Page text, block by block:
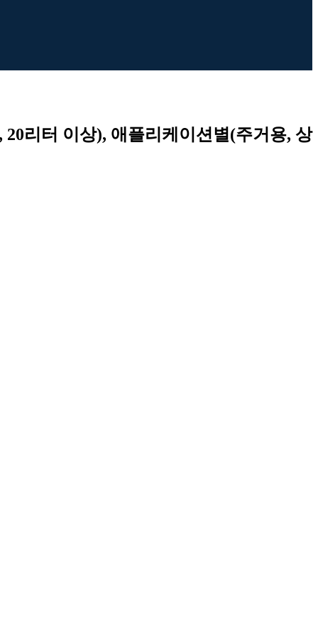
리터 이상), 애플리케이션별(주거용, 상